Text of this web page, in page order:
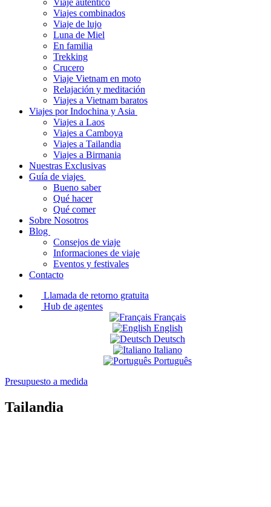
Viaje auténtico
Viajes combinados
Viaje de lujo
Luna de Miel
En familia
Trekking
Crucero
Viaje Vietnam en moto
Relajación y meditación
Viajes a Vietnam baratos
Viajes por Indochina y Asia
Viajes a Laos
Viajes a Camboya
Viajes a Tailandia
Viajes a Birmania
Nuestras Exclusivas
Guía de viajes
Bueno saber
Qué hacer
Qué comer
Sobre Nosotros
Blog
Consejos de viaje
Informaciones de viaje
Eventos y festivales
Contacto
Llamada de retorno gratuita
Hub de agentes
Français
English
Deutsch
Italiano
Português
Presupuesto a medida
Tailandia